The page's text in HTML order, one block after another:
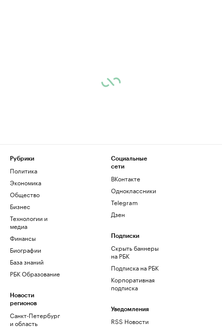
Рубрики
Политика
Экономика
Общество
Бизнес
Технологии и
медиа
Финансы
Биографии
База знаний
РБК Образование
Новости
регионов
Санкт-Петербург
и область
Социальные
сети
ВКонтакте
Одноклассники
Telegram
Дзен
Подписки
Скрыть баннеры
на РБК
Подписка на РБК
Корпоративная
подписка
Уведомления
RSS Новости